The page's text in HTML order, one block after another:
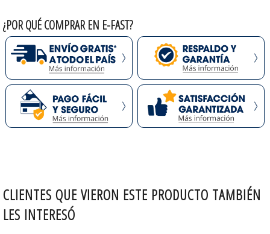
¿POR QUÉ COMPRAR EN E-FAST?
CLIENTES QUE VIERON ESTE PRODUCTO TAMBIÉN
LES INTERESÓ